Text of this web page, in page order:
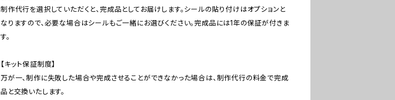
制作代行を選択していただくと、完成品としてお届けします。シールの貼り付けはオプションと
なりますので、必要な場合はシールもご一緒にお選びください。完成品には1年の保証が付きま
す。
【キット保証制度】
万が一、制作に失敗した場合や完成させることができなかった場合は、制作代行の料金で完成
品と交換いたします。